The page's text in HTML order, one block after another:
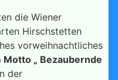
die Wiener
Hirschstetten
vorweihnachtliches
Motto „ Bezaubernde
der